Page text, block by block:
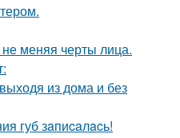
меняя черты лица.
из дома и без
губ зaпиcaлacь!